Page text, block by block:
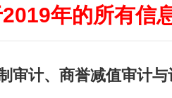
年的所有信
审计、商誉减值审计